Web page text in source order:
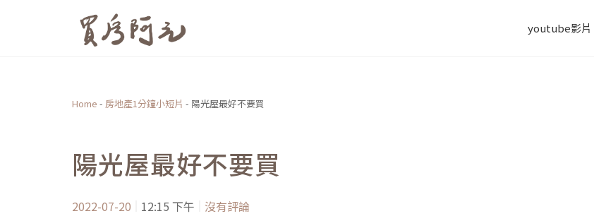
youtube影片
Home - 房地產1分鐘小短片 - 陽光屋最好不要買
陽光屋最好不要買
2022-07-20 12:15 下午 沒有評論